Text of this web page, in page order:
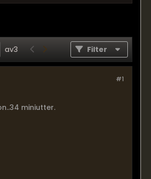
av3 Filter
#1
miniutter.